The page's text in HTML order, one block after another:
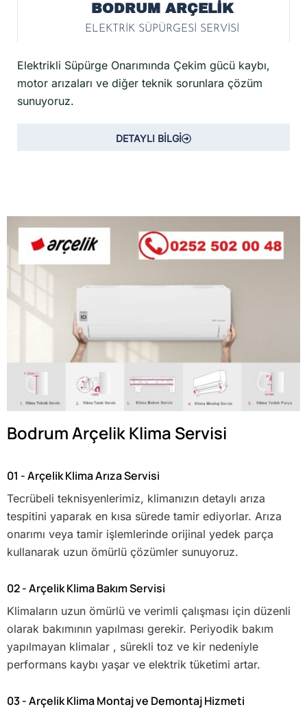
BODRUM ARÇELİK
ELEKTRİK SÜPÜRGESİ SERVİSİ
Elektrikli Süpürge Onarımında Çekim gücü kaybı,
motor arızaları ve diğer teknik sorunlara çözüm
sunuyoruz.
DETAYLI BİLGİ
Bodrum Arçelik Klima Servisi
01 - Arçelik Klima Arıza Servisi
Tecrübeli teknisyenlerimiz, klimanızın detaylı arıza
tespitini yaparak en kısa sürede tamir ediyorlar. Arıza
onarımı veya tamir işlemlerinde orijinal yedek parça
kullanarak uzun ömürlü çözümler sunuyoruz.
02 - Arçelik Klima Bakım Servisi
Klimaların uzun ömürlü ve verimli çalışması için düzenli
olarak bakımının yapılması gerekir. Periyodik bakım
yapılmayan klimalar , sürekli toz ve kir nedeniyle
performans kaybı yaşar ve elektrik tüketimi artar.
03 - Arçelik Klima Montaj ve Demontaj Hizmeti